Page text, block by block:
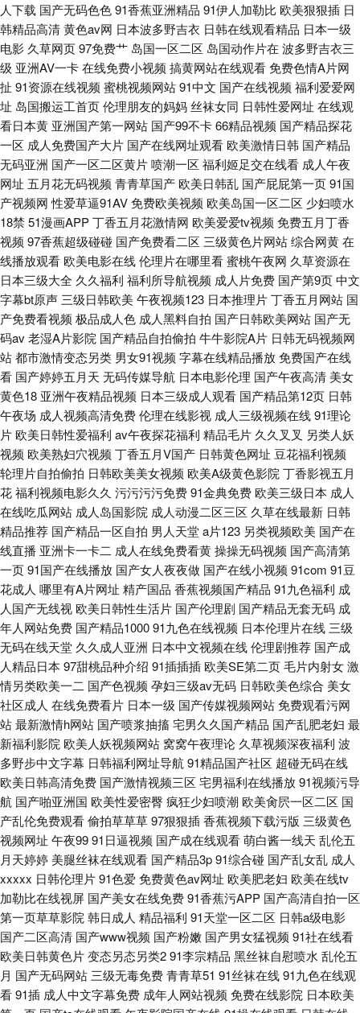
午夜视频 东方aⅴ影库 福利影院 久久视频人妻精品国 91小网站 在线中文字幕
网站日韩 久久婷婷美女一区 91超碰在线大熏蕉 91香蕉入口 欧美在线看 91n
网站免费观看 91偷拍视频网站 91久久国产精品 91国产香蕉 韩国三极毛片
久久精品国产一三 欧美性交免费网站 蜜桃视频免费观看 香蕉伊人91 日韩欧
美成人网站在线 韩国av无码片 日韩影院
人下载 国产无码色色91香蕉亚洲精品 91伊人加勒比 欧美狠狠插 日
韩精品高清黄色av网 日本波多野吉衣 日韩在线观看精品 日本一级
电影 久草网页97免费艹 岛国一区二区 岛国动作片在 波多野吉衣三
级 亚洲AV一卡在线免费小视频 搞黄网站在线观看免费色情A片网
扯 91资源在线视频 蜜桃视频网站91中文 国产在线视频 福利爱爱网
址 岛国搬运工首页伦理朋友的妈妈丝袜女同 日韩性爱网址 在线观
看日本黄 亚洲国产第一网站 国产99不卡66精品视频 国产精品探花
一区 成人免费国产大片 国产在线网址观看 欧美激情日韩 国产精品
无码亚洲 国产一区二区黄片喷潮一区 福利姬足交在线看 成人午夜
网址 五月花无码视频 青青草国产 欧美日韩乱 国产屁屁第一页91国
产视频网 性爱草逼91AV免费欧美视频 欧美岛国一区二区 少妇喷水
18禁 51漫画APP丁香五月花激情网 欧美爱爱tv视频 免费五月丁香
视频 97香蕉超级碰碰 国产免费看二区 三级黄色片网站综合网黄在
线播放观看 欧美电影在线伦理片在哪里看蜜桃午夜网 久草资源在
日本三级大全 久久福利 福利所导航视频 成人片免费 国产第9页中文
字幕bt原声 三级日韩欧美午夜视频123 日本推理片丁香五月网站 国
产免费看视频 极品成人色 成人黑料自拍 国产日韩欧美网站 国产无
码av老湿A片影院 国产精品自拍偷拍 牛牛影院A片 日韩无码视频网
站都市激情变态另类 男女91视频 字幕在线精品播放免费国产在线
看 国产婷婷五月天 无码传媒导航 日本电影伦理 国产午夜高清 美女
黄色18 亚洲午夜精品视频 日本三级成人观看 国产精品第12页 日韩
午夜场 成人视频高清免费伦理在线影视 成人三级视频在线91理论
片 欧美日韩性爱福利 av午夜探花福利 精品毛片 久久叉叉 另类人妖
视频 欧美熟妇穴视频 丁香五月V国产 日韩黄色网址 豆花福利视频
轮理片自拍偷拍 日韩欧美美女视频 欧美A级黄色影院 丁香影视五月
花福利视频电影久久 污污污污免费91金典免费 欧美三级日本 成人
在线吃瓜网站 成人岛国影院 成人动漫二区三区 久草在线最新 日韩
精品推荐 国产精品一区自拍 男人天堂a片123 另类视频欧美 国产在
线直播 亚洲卡一卡二 成人在线免费看黄操操无码视频 国产高清第
一页91国产在线播放 国产女人夜夜做 国产在线小视频 91com 91豆
花成人 哪里有A片网址 精产国品 香蕉视频国产精品 91九色福利 成
人国产无线视 欧美日韩性生活片 国产伦理剧 国产精品无套无码 成
年人网站免费 国产精品100091九色在线视频 日本伦理片在线 三级
无码在线天堂 久久成人亚洲 日本中文视频在线伦理剧推荐 国产成
人精品日本 97甜桃品种介绍 91插插插 欧美SE第二页毛片内射女激
情另类欧美一二 国产色视频 孕妇三级av无码 日韩欧美色综合 美女
社区成人 在线免费看片 日本一级 国产传媒视频网站免费观看污网
站最新激情h网站 国产喷浆抽搐宅男久久国产精品 国产乱肥老妇 最
新福利影院 欧美人妖视频网站 窝窝午夜理论 久草视频深夜福利 波
多野步中文字幕 日韩福利网址导航 91精品国产社区 超碰无码在线
欧美日韩高清免费 国产激情视频三区 宅男福利在线播放91视频污导
航 国产啪亚洲国 欧美性爱密臀疯狂少妇喷潮 欧美肏屄一区二区 国
产乱伦免费观看偷拍草草草97狠狠插香蕉视频下载污版 三级黄色
视频网址 午夜9991日逼视频 国产成在线观看萌白酱一线天 乱伦五
月天婷婷 美腿丝袜在线观看 国产精品3p91综合碰 国产乱女乱 成人
xxxxx 日韩伦理片91色爱免费黄色av网址 欧美肥老妇 欧美在线tv
加勒比在线视屏 国产美女在线免费91香蕉污APP 国产高清自拍一区
第一页草草影院 韩日成人 精品福利 91天堂一区二区 日韩a级电影
国产二区高清 国产www视频 国产粉嫩 国产男女猛视频 91社在线看
欧美日韩黄色片变态另态另类291李宗精品 黑丝袜自慰喷水 乱伦五
月 国产无码网站 三级无毒免费青青草51 91丝袜在线91九色在线观
看91插 成人中文字幕免费 成年人网站视频 免费在线影院 日本欧美